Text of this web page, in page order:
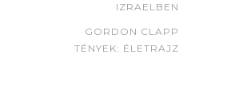
IZRAELBEN
GORDON CLAPP
TÉNYEK: ÉLETRAJZ